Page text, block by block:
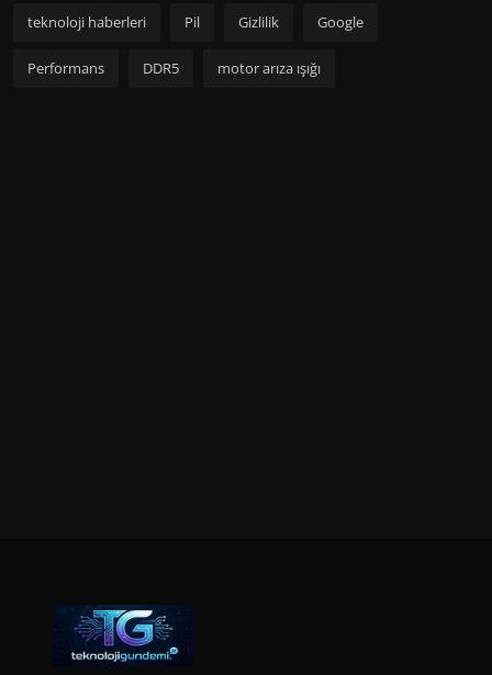
teknoloji haberleri Pil Gizlilik Google
Performans DDR5 motor arıza ışığı